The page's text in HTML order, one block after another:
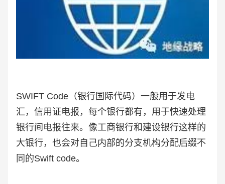
SWIFT Code（银行国际代码）一般用于发电
汇，信用证电报，每个银行都有，用于快速处理
银行间电报往来。像工商银行和建设银行这样的
大银行，也会对自己内部的分支机构分配后缀不
同的Swift code。